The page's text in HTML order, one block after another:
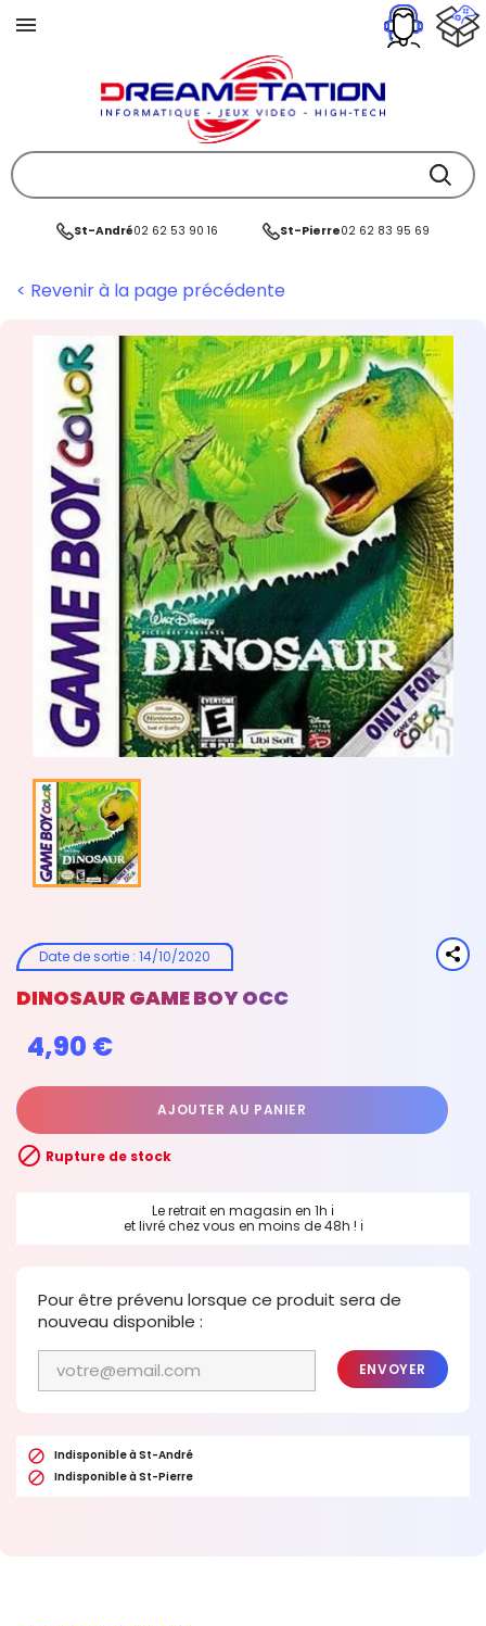
St-André02 62 53 90 16 St-Pierre02 62 83 95 69
< Revenir à la page précédente
Date de sortie : 14/10/2020
DINOSAUR GAME BOY OCC
4,90 €
AJOUTER AU PANIER
 Rupture de stock
Le retrait en magasin en 1h ℹ
et livré chez vous en moins de 48h ! ℹ
Pour être prévenu lorsque ce produit sera de
nouveau disponible :
ENVOYER
 Indisponible à St-André
 Indisponible à St-Pierre